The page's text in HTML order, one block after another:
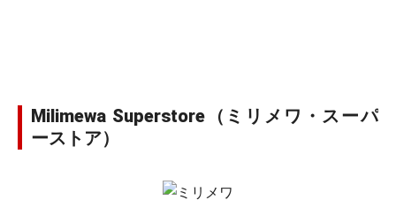
Milimewa Superstore（ミリメワ・スーパ
ーストア）